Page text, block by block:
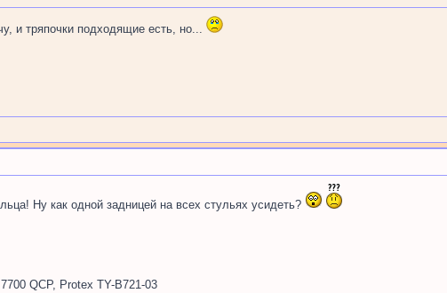
и тряпочки подходящие есть, но...
Ну как одной задницей на всех стульях усидеть?
QCP, Protex TY-B721-03